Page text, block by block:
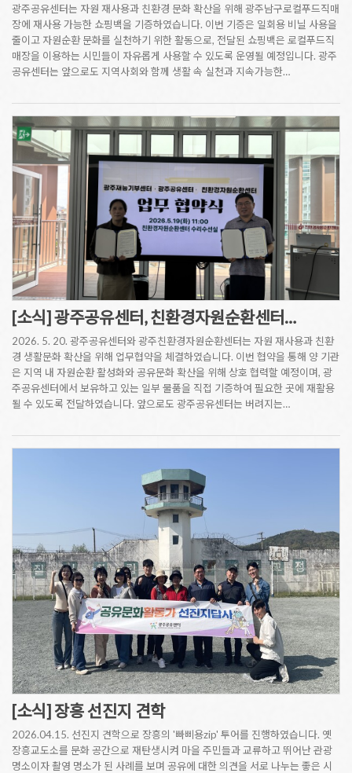
광주공유센터는 자원 재사용과 친환경 문화 확산을 위해 광주남구로컬푸드직매
장에 재사용 가능한 쇼핑백을 기증하였습니다. 이번 기증은 일회용 비닐 사용을
줄이고 자원순환 문화를 실천하기 위한 활동으로, 전달된 쇼핑백은 로컬푸드직
매장을 이용하는 시민들이 자유롭게 사용할 수 있도록 운영될 예정입니다. 광주
공유센터는 앞으로도 지역사회와 함께 생활 속 실천과 지속가능한…
[소식] 광주공유센터, 친환경자원순환센터…
2026. 5. 20. 광주공유센터와 광주친환경자원순환센터는 자원 재사용과 친환
경 생활문화 확산을 위해 업무협약을 체결하였습니다. 이번 협약을 통해 양 기관
은 지역 내 자원순환 활성화와 공유문화 확산을 위해 상호 협력할 예정이며, 광
주공유센터에서 보유하고 있는 일부 물품을 직접 기증하여 필요한 곳에 재활용
될 수 있도록 전달하였습니다. 앞으로도 광주공유센터는 버려지는…
[소식] 장흥 선진지 견학
2026.04.15. 선진지 견학으로 장흥의 '빠삐용zip' 투어를 진행하였습니다. 옛
장흥교도소를 문화 공간으로 재탄생시켜 마을 주민들과 교류하고 뛰어난 관광
명소이자 촬영 명소가 된 사례를 보며 공유에 대한 의견을 서로 나누는 좋은 시